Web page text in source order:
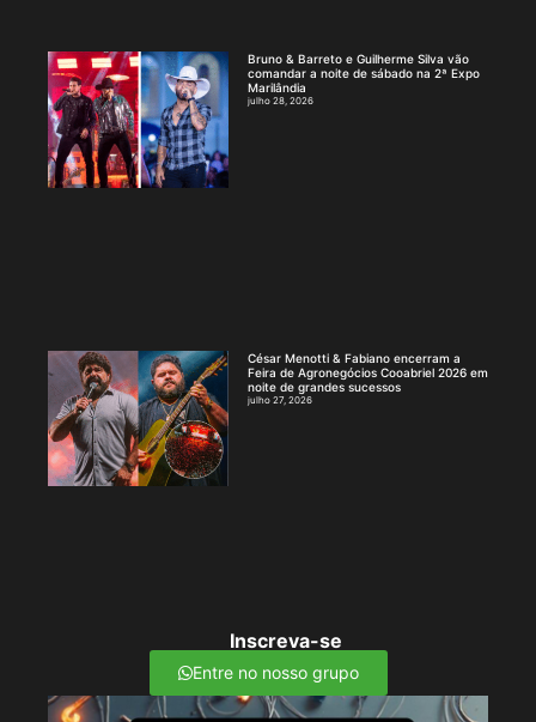
Bruno & Barreto e Guilherme Silva vão
comandar a noite de sábado na 2ª Expo
Marilândia
julho 28, 2026
César Menotti & Fabiano encerram a
Feira de Agronegócios Cooabriel 2026 em
noite de grandes sucessos
julho 27, 2026
Inscreva-se
Entre no nosso grupo